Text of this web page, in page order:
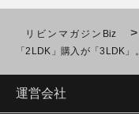
リビンマガジンBiz >
「2LDK」購入が「3LDK」
運営会社